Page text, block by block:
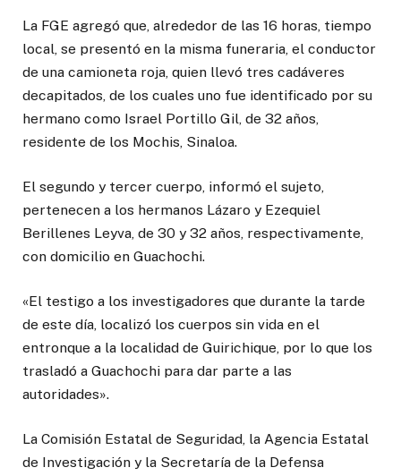
La FGE agregó que, alrededor de las 16 horas, tiempo
local, se presentó en la misma funeraria, el conductor
de una camioneta roja, quien llevó tres cadáveres
decapitados, de los cuales uno fue identificado por su
hermano como Israel Portillo Gil, de 32 años,
residente de los Mochis, Sinaloa.
El segundo y tercer cuerpo, informó el sujeto,
pertenecen a los hermanos Lázaro y Ezequiel
Berillenes Leyva, de 30 y 32 años, respectivamente,
con domicilio en Guachochi.
«El testigo a los investigadores que durante la tarde
de este día, localizó los cuerpos sin vida en el
entronque a la localidad de Guirichique, por lo que los
trasladó a Guachochi para dar parte a las
autoridades».
La Comisión Estatal de Seguridad, la Agencia Estatal
de Investigación y la Secretaría de la Defensa